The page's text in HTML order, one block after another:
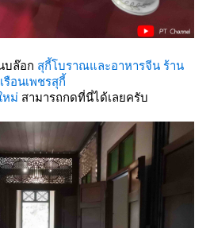
บล๊อก สุกี้โบราณและอาหารจีน ร้าน
เรือนเพชรสุกี้
หม่ สามารถกดที่นี่ได้เลยครับ